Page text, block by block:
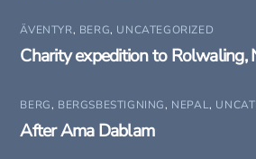
ÄVENTYR, BERG, UNCATEGORIZED
Charity expedition to Rolwaling,
BERG, BERGSBESTIGNING, NEPAL,
After Ama Dablam